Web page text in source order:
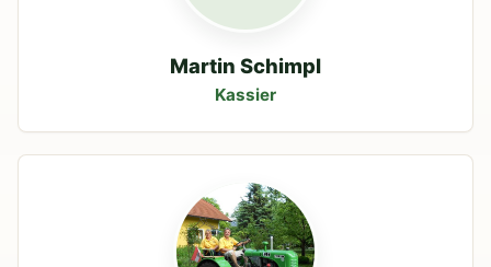
Martin Schimpl
Kassier